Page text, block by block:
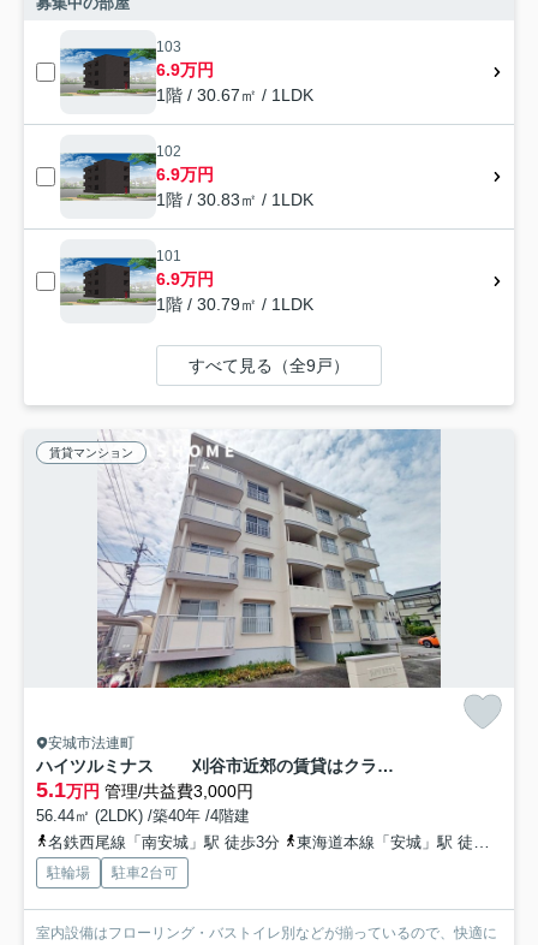
103
6.9万円
1階 / 30.67㎡ / 1LDK
102
6.9万円
1階 / 30.83㎡ / 1LDK
101
6.9万円
1階 / 30.79㎡ / 1LDK
すべて見る（全9戸）
賃貸マンション
安城市法連町
ハイツルミナス 刈谷市近郊の賃貸はクラスホーム刈谷店
5.1万円 管理/共益費3,000円
56.44㎡ (2LDK) /築40年 /4階建
名鉄西尾線「南安城」駅 徒歩3分
東海道本線「安城」駅 徒歩15分
駐輪場 駐車2台可
室内設備はフローリング・バストイレ別などが揃っているので、快適に